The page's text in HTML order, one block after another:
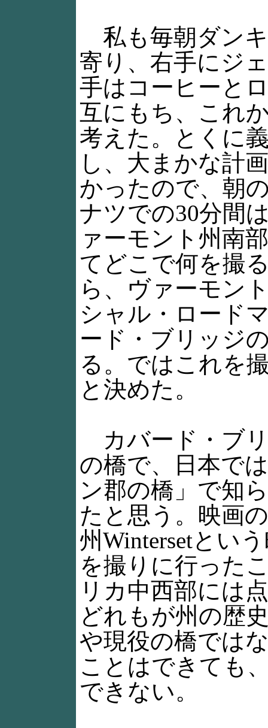
私も毎朝ダン
寄り、右手にジ
手はコーヒーと
互にもち、これ
考えた。とくに
し、大まかな計
かったので、朝
ナツでの30分間
ァーモント州南
てどこで何を撮
ら、ヴァーモン
シャル・ロード
ード・ブリッジ
る。ではこれを
と決めた。
カバード・ブ
の橋で、日本で
ン郡の橋」で知
たと思う。映画
州Wintersetとい
を撮りに行った
リカ中西部には
どれもが州の歴
や現役の橋では
ことはできても
できない。